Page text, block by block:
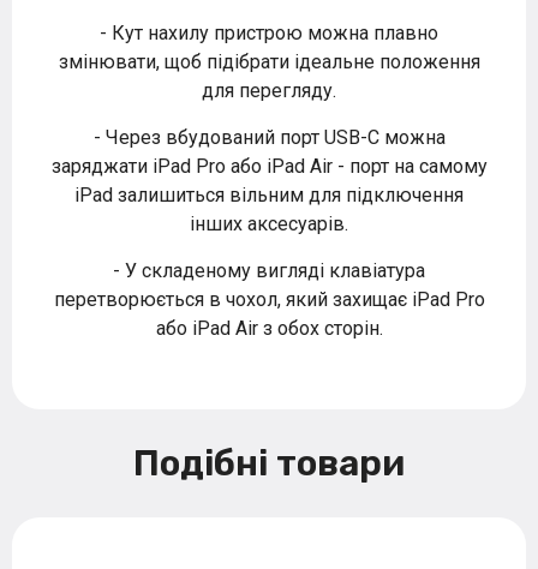
- Кут нахилу пристрою можна плавно
змінювати, щоб підібрати ідеальне положення
для перегляду.
- Через вбудований порт USB-C можна
заряджати iPad Pro або iPad Air - порт на самому
iPad залишиться вільним для підключення
інших аксесуарів.
- У складеному вигляді клавіатура
перетворюється в чохол, який захищає iPad Pro
або iPad Air з обох сторін.
Подібні товари